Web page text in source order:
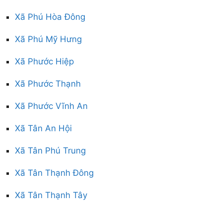
Xã Phú Hòa Đông
Xã Phú Mỹ Hưng
Xã Phước Hiệp
Xã Phước Thạnh
Xã Phước Vĩnh An
Xã Tân An Hội
Xã Tân Phú Trung
Xã Tân Thạnh Đông
Xã Tân Thạnh Tây